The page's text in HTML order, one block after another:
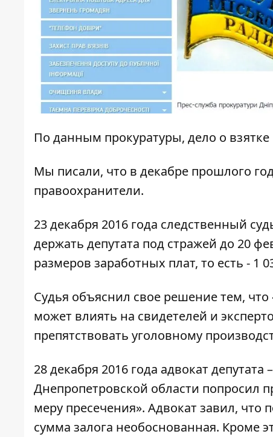
По данным прокуратуры, дело о
Мы писали, что в декабре прошлого
правоохранители.
23 декабря 2016 года следственный
держать депутата под стражей до 20
размеров заработных плат, то есть - 1
Судья объяснил свое решение тем,
может влиять на свидетелей и
препятствовать уголовному
28 декабря 2016 года адвокат
Днепропетровской области попросил
меру пресечения». Адвокат завил, что
сумма залога необоснованная. Кроме